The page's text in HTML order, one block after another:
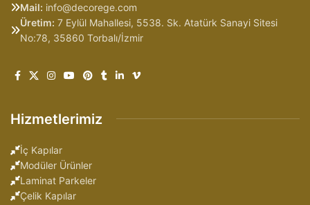
Mail: info@decorege.com
Üretim: 7 Eylül Mahallesi, 5538. Sk. Atatürk Sanayi Sitesi
No:78, 35860 Torbalı/İzmir
Hizmetlerimiz
İç Kapılar
Modüler Ürünler
Laminat Parkeler
Çelik Kapılar